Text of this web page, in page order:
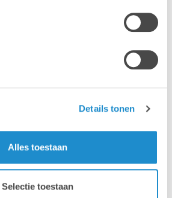
Details tonen
Alles toestaan
Selectie toestaan
MacBook